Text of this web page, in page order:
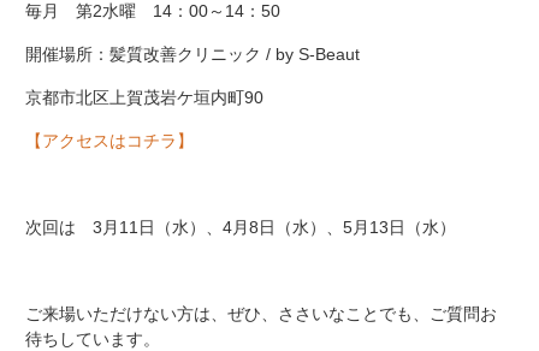
毎月 第2水曜 14：00～14：50
開催場所：髪質改善クリニック / by S-Beaut
京都市北区上賀茂岩ケ垣内町90
【アクセスはコチラ】
次回は 3月11日（水）、4月8日（水）、5月13日（水）
ご来場いただけない方は、ぜひ、ささいなことでも、ご質問お
待ちしています。